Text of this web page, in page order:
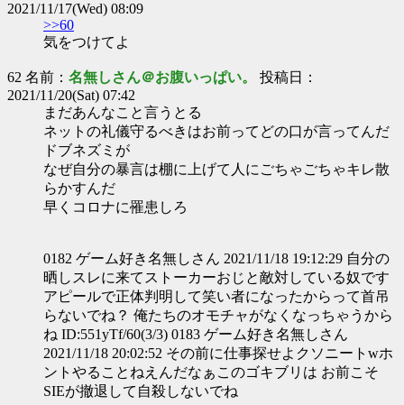
2021/11/17(Wed) 08:09
>>60
気をつけてよ
62 名前： 名無しさん＠お腹いっぱい。 投稿日：
2021/11/20(Sat) 07:42
まだあんなこと言うとる
ネットの礼儀守るべきはお前ってどの口が言ってんだ
ドブネズミが
なぜ自分の暴言は棚に上げて人にごちゃごちゃキレ散
らかすんだ
早くコロナに罹患しろ
0182 ゲーム好き名無しさん 2021/11/18 19:12:29 自分の
晒しスレに来てストーカーおじと敵対している奴です
アピールで正体判明して笑い者になったからって首吊
らないでね？ 俺たちのオモチャがなくなっちゃうから
ね ID:551yTf/60(3/3) 0183 ゲーム好き名無しさん
2021/11/18 20:02:52 その前に仕事探せよクソニートwホ
ントやることねえんだなぁこのゴキブリは お前こそ
SIEが撤退して自殺しないでね